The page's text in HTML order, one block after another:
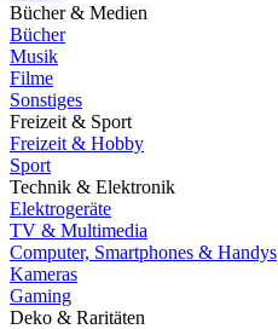
Bücher & Medien
Bücher
Musik
Filme
Sonstiges
Freizeit & Sport
Freizeit & Hobby
Sport
Technik & Elektronik
Elektrogeräte
TV & Multimedia
Computer, Smartphones & Handys
Kameras
Gaming
Deko & Raritäten